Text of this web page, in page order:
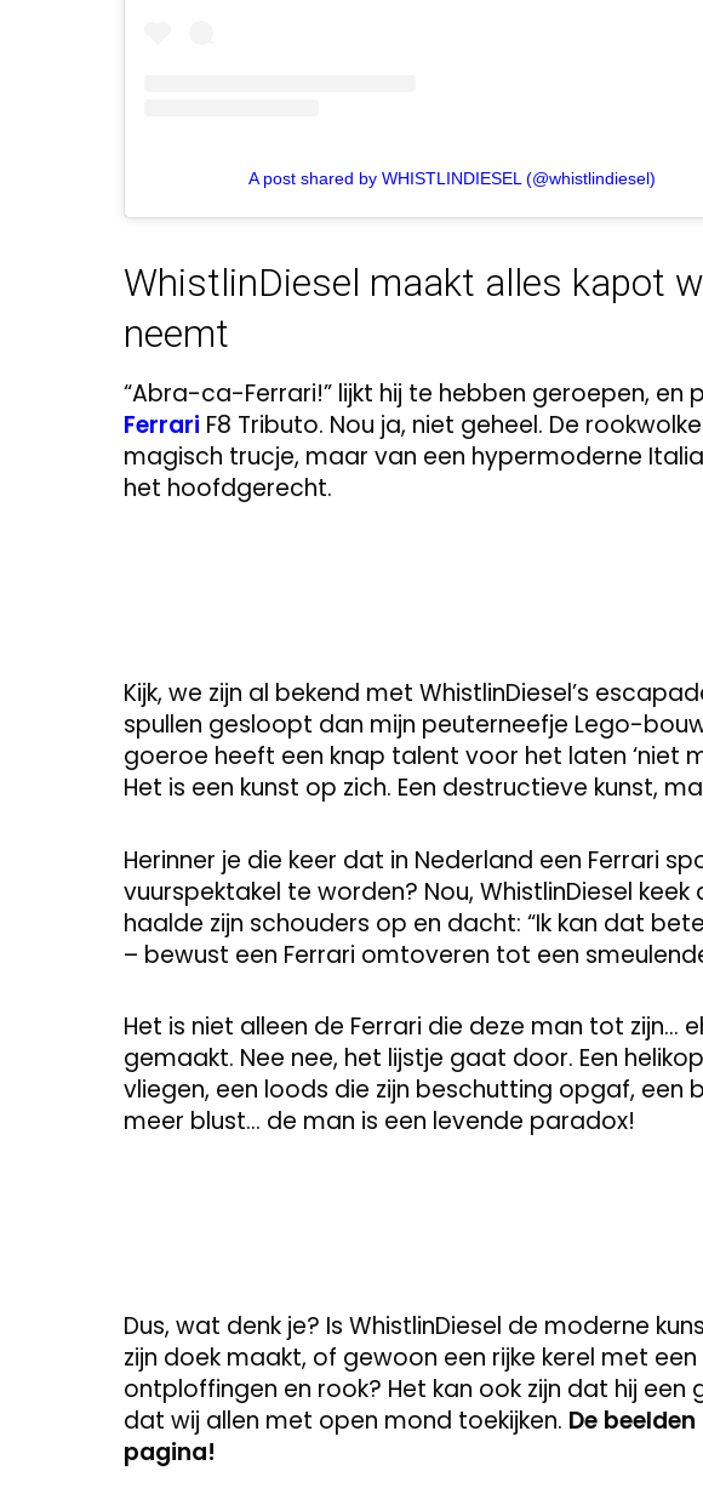
A post shared by WHISTLINDIESEL (@whistlindiesel)
WhistlinDiesel maakt alles kapot
neemt
“Abra-ca-Ferrari!” lijkt hij te hebben geroepen, en
Ferrari F8 Tributo. Nou ja, niet geheel. De
magisch trucje, maar van een hypermoderne
het hoofdgerecht.
Kijk, we zijn al bekend met WhistlinDiesel’s
spullen gesloopt dan mijn peuterneefje Lego-
goeroe heeft een knap talent voor het laten ‘niet
Het is een kunst op zich. Een destructieve kunst,
Herinner je die keer dat in Nederland een Ferrari
vuurspektakel te worden? Nou, WhistlinDiesel
haalde zijn schouders op en dacht: “Ik kan dat
– bewust een Ferrari omtoveren tot een
Het is niet alleen de Ferrari die deze man tot zijn…
gemaakt. Nee nee, het lijstje gaat door. Een
vliegen, een loods die zijn beschutting opgaf, een
meer blust… de man is een levende paradox!
Dus, wat denk je? Is WhistlinDiesel de moderne
zijn doek maakt, of gewoon een rijke kerel met
ontploffingen en rook? Het kan ook zijn dat hij
dat wij allen met open mond toekijken. De
pagina!